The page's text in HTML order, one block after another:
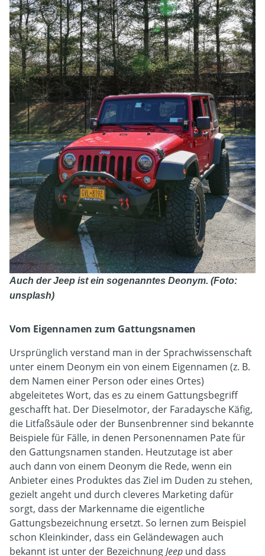
Auch der Jeep ist ein sogenanntes Deonym. (Foto:
unsplash)
Vom Eigennamen zum Gattungsnamen
Ursprünglich verstand man in der Sprachwissenschaft
unter einem Deonym ein von einem Eigennamen (z. B.
dem Namen einer Person oder eines Ortes)
abgeleitetes Wort, das es zu einem Gattungsbegriff
geschafft hat. Der Dieselmotor, der Faradaysche Käfig,
die Litfaßsäule oder der Bunsenbrenner sind bekannte
Beispiele für Fälle, in denen Personennamen Pate für
den Gattungsnamen standen. Heutzutage ist aber
auch dann von einem Deonym die Rede, wenn ein
Anbieter eines Produktes das Ziel im Duden zu stehen,
gezielt angeht und durch cleveres Marketing dafür
sorgt, dass der Markenname die eigentliche
Gattungsbezeichnung ersetzt. So lernen zum Beispiel
schon Kleinkinder, dass ein Geländewagen auch
bekannt ist unter der BezeichnungJeep und dass